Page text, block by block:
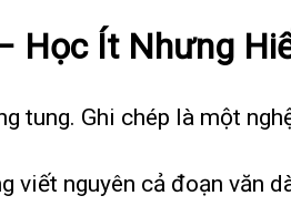
Học Ít Nhưng
tung. Ghi chép là một
viết nguyên cả đoạn văn